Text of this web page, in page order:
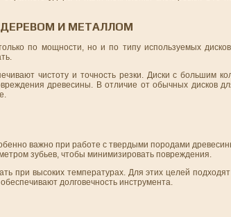
И МЕТАЛЛОМ
по мощности, но и по типу используемых
чистоту и точность резки. Диски с большим
древесины. В отличие от обычных дисков
важно при работе с твердыми породами
зубьев, чтобы минимизировать повреждения.
при высоких температурах. Для этих целей
долговечность инструмента.